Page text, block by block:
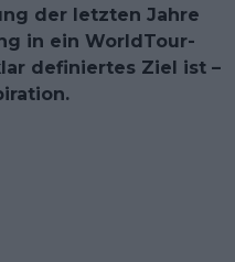
der letzten Jahre
in ein WorldTour-
definiertes Ziel ist –